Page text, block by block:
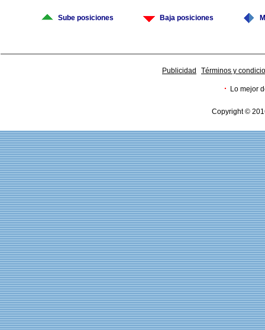
Sube posiciones Baja posiciones
Publicidad Términos y
· Lo mejor
Copyright ©